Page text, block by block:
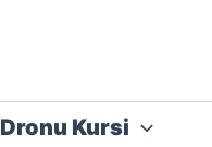
Dronu Kursi